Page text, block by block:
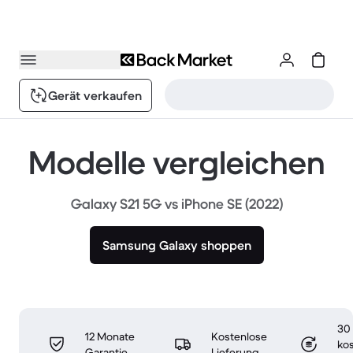
Gerät verkaufen
Modelle vergleichen
Galaxy S21 5G vs iPhone SE (2022)
Samsung Galaxy shoppen
12 Monate
Kostenlose
30